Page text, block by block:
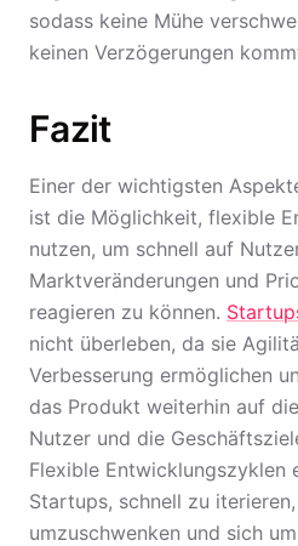
sodass keine Mühe
keinen Verzögerungen
Fazit
Einer der wichtigsten
ist die Möglichkeit, flexible
nutzen, um schnell auf
Marktveränderungen und
reagieren zu können.
nicht überleben, da sie
Verbesserung ermöglichen
das Produkt weiterhin auf
Nutzer und die
Flexible Entwicklungszyklen
Startups, schnell zu
umzuschwenken und sich